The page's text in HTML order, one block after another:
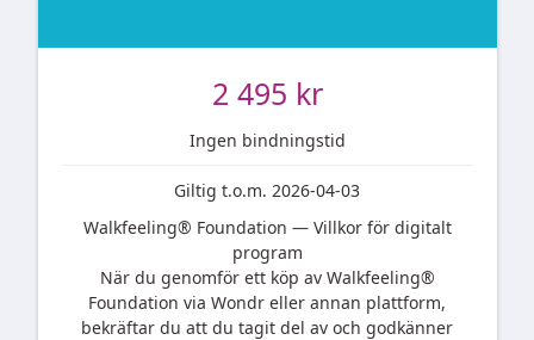
2 495 kr
Ingen bindningstid
Giltig t.o.m. 2026-04-03
Walkfeeling® Foundation — Villkor för digitalt
program
När du genomför ett köp av Walkfeeling®
Foundation via Wondr eller annan plattform,
bekräftar du att du tagit del av och godkänner